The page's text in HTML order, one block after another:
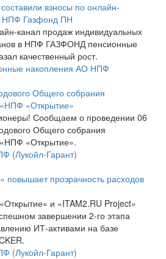
взносы по онлайн-
НПФ Газфонд ПН
канал продаж индивидуальных
в НПФ ГАЗФОНД пенсионные
качественный рост.
накопления АО НПФ
Общего собрания
«Открытие»
Сообщаем о проведении 06
Общего собрания
«Открытие».
(Лукойл-Гарант)
повышает прозрачность расходов
и «ITAM2.RU Project»
завершении 2-го этапа
ИТ-активами на базе
(Лукойл-Гарант)